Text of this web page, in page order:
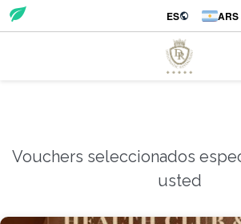
ES ARS
Vouchers seleccionados
usted